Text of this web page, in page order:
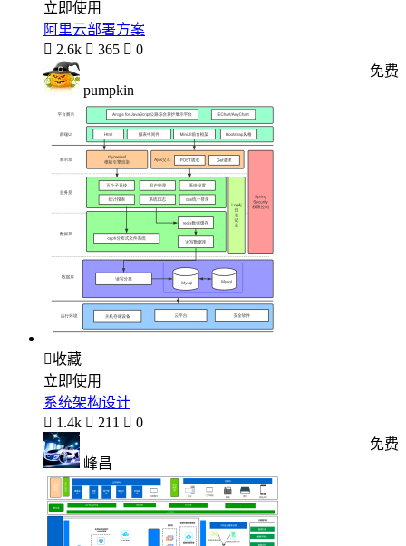
立即使用
阿里云部署方案
 2.6k  365  0
pumpkin
免费
收藏
立即使用
系统架构设计
 1.4k  211  0
峰昌
免费